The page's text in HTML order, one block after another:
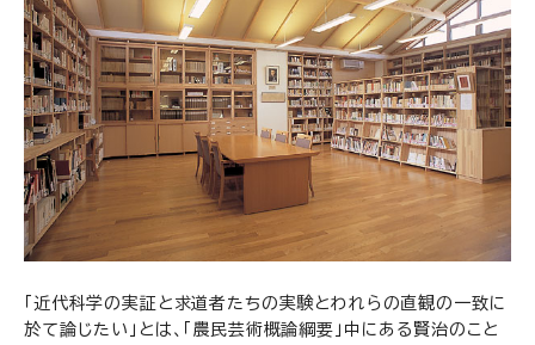
「近代科学の実証と求道者たちの実験とわれらの直観の一致に
於て論じたい」とは、「農民芸術概論綱要」中にある賢治のこと